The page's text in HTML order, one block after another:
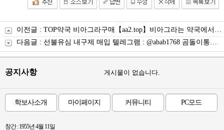
이전글 : TOP약국 비아그라구매【aa2.tор】비아그라는 약국에서 구입할 수 있습니다
다음글 : 선불유심 내구제 매입 텔레그램 : @abab1768 곰돌이통신 선불유심매입 정식업체
공지사항 게시물이 없습니다.
학보사소개 마이페이지 커뮤니티 PC모드
창간 : 1955년 4월 11일